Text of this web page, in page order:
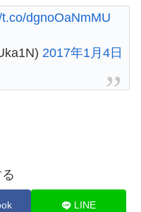
dgnoOaNmMU
2017年1月4日
LINE